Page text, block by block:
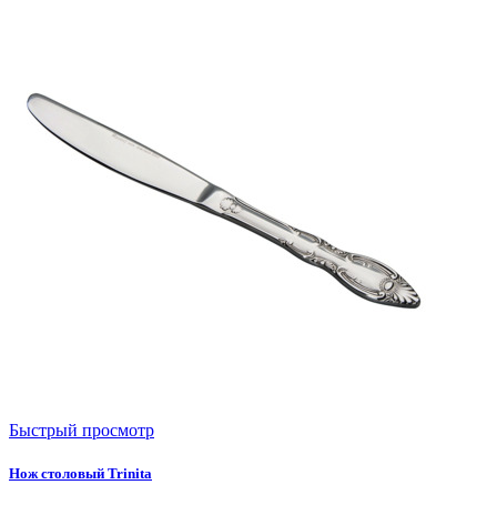
Быстрый просмотр
Нож столовый Trinita